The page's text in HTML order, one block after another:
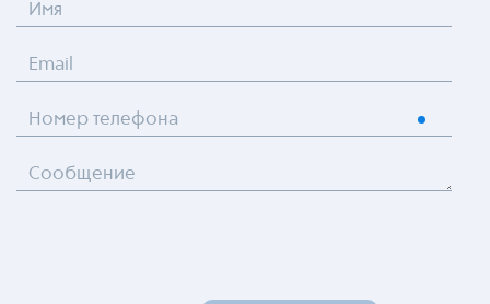
Имя
Email
Номер телефона
Сообщение